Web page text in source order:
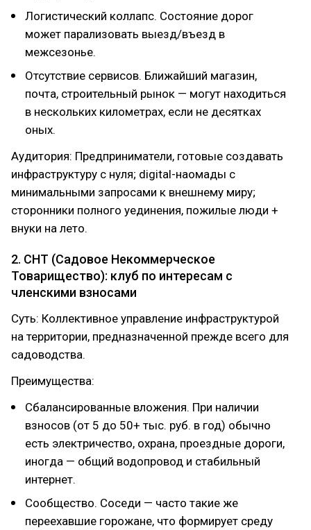
Логистический коллапс. Состояние дорог
может парализовать выезд/въезд в
межсезонье.
Отсутствие сервисов. Ближайший магазин,
почта, строительный рынок — могут находиться
в нескольких километрах, если не десятках
оных.
Аудитория: Предприниматели, готовые создавать
инфраструктуру с нуля; digital-наомады с
минимальными запросами к внешнему миру;
сторонники полного уединения, пожилые люди +
внуки на лето.
2. СНТ (Садовое Некоммерческое
Товарищество): клуб по интересам с
членскими взносами
Суть: Коллективное управление инфраструктурой
на территории, предназначенной прежде всего для
садоводства.
Преимущества:
Сбалансированные вложения. При наличии
взносов (от 5 до 50+ тыс. руб. в год) обычно
есть электричество, охрана, проездные дороги,
иногда — общий водопровод и стабильный
интернет.
Сообщество. Соседи — часто такие же
переехавшие горожане, что формирует среду